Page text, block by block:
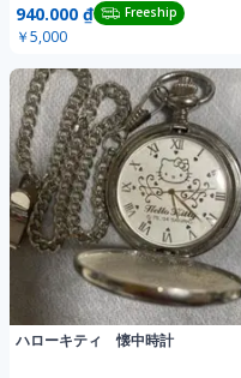
940.000 ₫ Freeship
￥5,000
ハローキティ 懐中時計